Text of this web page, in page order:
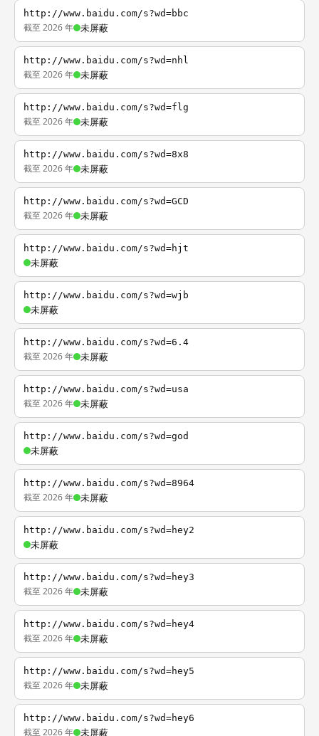
http://www.baidu.com/s?wd=bbc
截至 2026 年 未屏蔽
http://www.baidu.com/s?wd=nhl
截至 2026 年 未屏蔽
http://www.baidu.com/s?wd=flg
截至 2026 年 未屏蔽
http://www.baidu.com/s?wd=8x8
截至 2026 年 未屏蔽
http://www.baidu.com/s?wd=GCD
截至 2026 年 未屏蔽
http://www.baidu.com/s?wd=hjt
未屏蔽
http://www.baidu.com/s?wd=wjb
未屏蔽
http://www.baidu.com/s?wd=6.4
截至 2026 年 未屏蔽
http://www.baidu.com/s?wd=usa
截至 2026 年 未屏蔽
http://www.baidu.com/s?wd=god
未屏蔽
http://www.baidu.com/s?wd=8964
截至 2026 年 未屏蔽
http://www.baidu.com/s?wd=hey2
未屏蔽
http://www.baidu.com/s?wd=hey3
截至 2026 年 未屏蔽
http://www.baidu.com/s?wd=hey4
截至 2026 年 未屏蔽
http://www.baidu.com/s?wd=hey5
截至 2026 年 未屏蔽
http://www.baidu.com/s?wd=hey6
截至 2026 年 未屏蔽